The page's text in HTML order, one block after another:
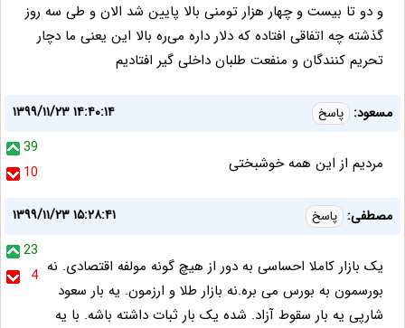
و دو تا بیست و چهار هزار تومنی بالا پایین شد الان و طی سه روز
گذشته چه اتفاقی افتاده که دلار داره می‌ره بالا این یعنی ما دچار
تحریم کنندگان و منفعت طلبان داخلی گیر افتادیم
مسعود: پاسخ
۱۳۹۹/۱۱/۲۳ ۱۴:۴۰:۱۴
39
10
مردیم از این همه خوشبختی
مصطفی: پاسخ
۱۳۹۹/۱۱/۲۳ ۱۵:۲۸:۴۱
23
4 یک بازار کاملا احساسی به دور از هیچ گونه مولفه اقتصادی. نه
بورسمون به بورس می بره.نه بازار طلا و ارزمون. یه بار سعود
شارپی یه بار سقوط آزاد. شده یک بار ثبات داشته باشه. با یه